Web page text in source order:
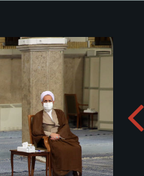
с коронавирусом
Скачать альбом: zip